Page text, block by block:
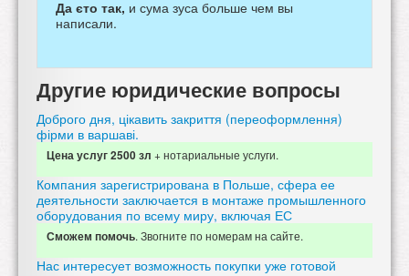
Да єто так, и сума зуса больше чем вы
написали.
Другие юридические вопросы
Доброго дня, цікавить закриття (переоформлення)
фірми в варшаві.
Цена услуг 2500 зл + нотариальные услуги.
Компания зарегистрирована в Польше, сфера ее
деятельности заключается в монтаже промышленного
оборудования по всему миру, включая ЕС
Сможем помочь. Звогните по номерам на сайте.
Нас интересует возможность покупки уже готовой